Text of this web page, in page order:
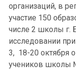
организаций, в
участие 150
числе 2 школы г.
исследовании
3, 18-20 октября
учеников школы